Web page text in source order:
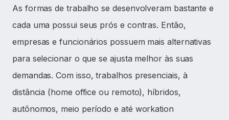
As formas de trabalho se desenvolveram bastante e
cada uma possui seus prós e contras. Então,
empresas e funcionários possuem mais alternativas
para selecionar o que se ajusta melhor às suas
demandas. Com isso, trabalhos presenciais, à
distância (home office ou remoto), híbridos,
autônomos, meio período e até workation